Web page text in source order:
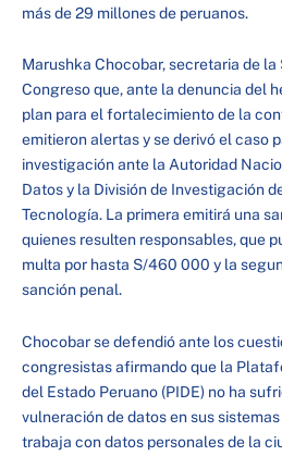
más de 29 millones de peruanos.
Marushka Chocobar, secretaria de la
Congreso que, ante la denuncia del
plan para el fortalecimiento de la
emitieron alertas y se derivó el caso
investigación ante la Autoridad
Datos y la División de Investigación
Tecnología. La primera emitirá una
quienes resulten responsables, que
multa por hasta S/460 000 y la
sanción penal.
Chocobar se defendió ante los
congresistas afirmando que la
del Estado Peruano (PIDE) no ha
vulneración de datos en sus
trabaja con datos personales de la